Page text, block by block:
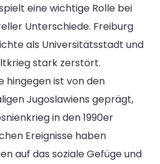
eine wichtige Rolle bei
Unterschiede. Freiburg
als Universitätsstadt und
stark zerstört.
hingegen ist von den
Jugoslawiens geprägt,
in den 1990er
Ereignisse haben
auf das soziale Gefüge und